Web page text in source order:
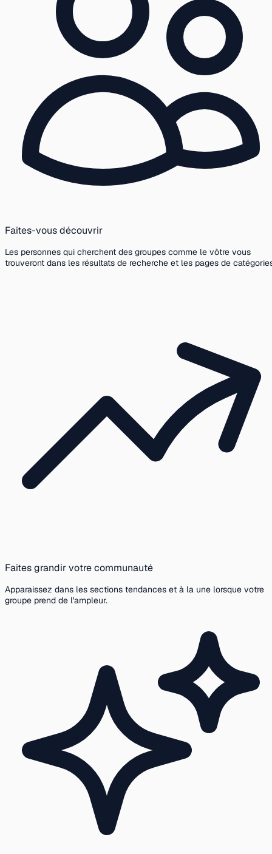
Faites-vous découvrir
Les personnes qui cherchent des groupes comme le vôtre vous
trouveront dans les résultats de recherche et les pages de
Faites grandir votre communauté
Apparaissez dans les sections tendances et à la une lorsque votre
groupe prend de l'ampleur.